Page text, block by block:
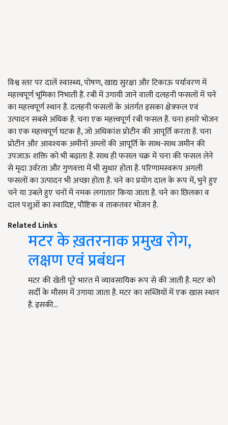
विश्व स्तर पर दालें स्वास्थ्य, पोषण, खाद्य सुरक्षा और टिकाऊ पर्यावरण में
महत्त्वपूर्ण भूमिका निभाती हैं. रबी में उगायी जाने वाली दलहनी फसलों में चने
का महत्त्वपूर्ण स्थान है. दलहनी फसलों के अंतर्गत इसका क्षेत्रफल एवं
उत्पादन सबसे अधिक है. चना एक महत्त्वपूर्ण रबी फसल है. चना हमारे भोजन
का एक महत्त्वपूर्ण घटक है, जो अधिकांश प्रोटीन की आपूर्ति करता है. चना
प्रोटीन और आवश्यक अमीनों अम्लों की आपूर्ति के साथ-साथ जमीन की
उपजाऊ शक्ति को भी बढ़ाता है. साथ ही फसल चक्र में चना की फसल लेने
से मृदा उर्वरता और गुणवत्ता में भी सुधार होता है. परिणामस्वरूप अगली
फसलों का उत्पादन भी अच्छा होता है. चने का प्रयोग दाल के रूप में, भुने हुए
चने या उबले हुए चनों में नमक लगातार किया जाता है. चने का छिलका व
दाल पशुओं का स्वादिष्ट, पौष्टिक व ताकतवर भोजन है.
Related Links
मटर के ख़तरनाक प्रमुख रोग,
लक्षण एवं प्रबंधन
मटर की खेती पूरे भारत में व्यावसायिक रूप से की जाती है. मटर को
सर्दी के मौसम में उगाया जाता है. मटर का सब्जियों में एक खास स्थान
है. इसकी…